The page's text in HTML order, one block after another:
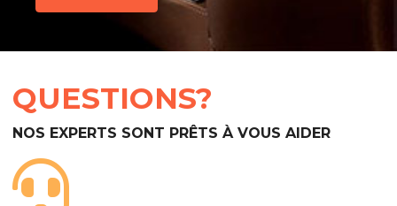
QUESTIONS?
NOS EXPERTS SONT PRÊTS À VOUS AIDER